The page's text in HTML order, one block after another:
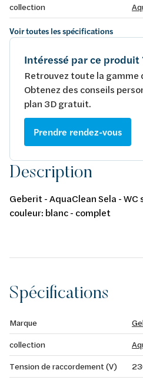
collection
Voir toutes les spécifications
Intéressé par ce produit
Retrouvez toute la gamme
Obtenez des conseils
plan 3D gratuit.
Prendre rendez-vous
Description
Geberit - AquaClean Sela -
couleur: blanc - complet
Spécifications
Marque
collection
Tension de raccordement (V)